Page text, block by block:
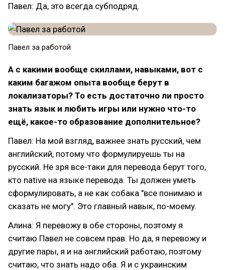
Павел: Да, это всегда субподряд.
Павел за работой
А с какими вообще скиллами, навыками, вот с
каким багажом опыта вообще берут в
локализаторы? То есть достаточно ли просто
знать язык и любить игры или нужно что-то
ещё, какое-то образование дополнительное?
Павел: На мой взгляд, важнее знать русский, чем
английский, потому что формулируешь ты на
русский. Не зря все-таки для перевода берут того,
кто native на языке перевода. Ты должен уметь
сформулировать, а не как собака "все понимаю и
сказать не могу". Это главный навык, по-моему.
Алина: Я перевожу в обе стороны, поэтому я
считаю Павел не совсем прав. Но да, я перевожу и
другие пары, я и на английский работаю, поэтому
считаю, что знать надо оба. Я и с украинским